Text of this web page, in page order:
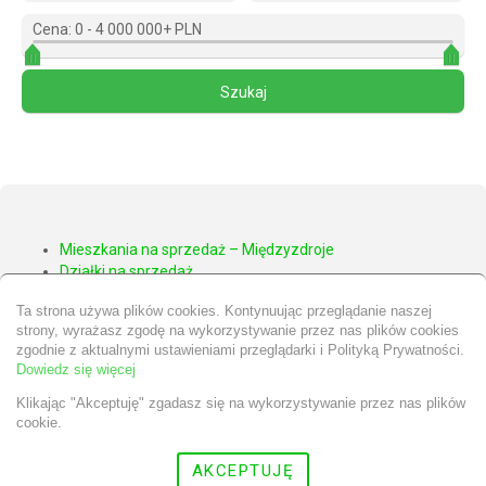
Cena: 0 - 4 000 000+ PLN
Mieszkania na sprzedaż – Międzyzdroje
Działki na sprzedaż
Domy na sprzedaż – Międzyzdroje
Nieruchomości Wolin
Nieruchomości Kamień Pomorski
© 2026 Wszystkie prawa zastrzeżone | Program dla biur
asaricrm.comPowrót na górę strony
Ta strona używa plików cookies. Kontynuując przeglądanie naszej
strony, wyrażasz zgodę na wykorzystywanie przez nas plików cookies
zgodnie z aktualnymi ustawieniami przeglądarki i Polityką Prywatności.
Dowiedz się więcej
Klikając "Akceptuję" zgadasz się na wykorzystywanie przez nas plików
cookie.
AKCEPTUJĘ